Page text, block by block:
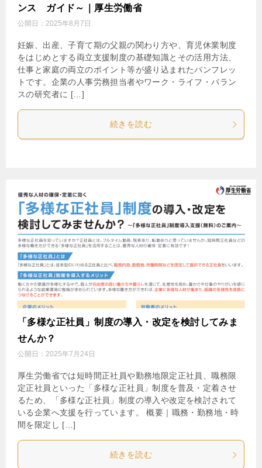
ンス ガイド～｜厚生労働省
公開日： 2025年8月7日
妊娠、出産、子育て期の父親の関わり方や、育児休業制度
をはじめとする両立支援制度の基礎知識とその活用方法、
仕事と家庭の両立のポイント等が盛り込まれたパンフレッ
トです。企業の人事労務担当者やワーク・ライフ・バラン
スの研究者に […]
続きを読む
「多様な正社員」制度の導入・改定を検討してみま
せんか？
公開日： 2025年7月24日
厚生労働省では短時間正社員や勤務地限定正社員、職務限
定正社員といった「多様な正社員」制度を普及・定着させ
るため、「多様な正社員」制度の導入や改定を検討されて
いる企業へ支援を行っています。 概要｜職務・勤務地・時
間を限定し […]
続きを読む